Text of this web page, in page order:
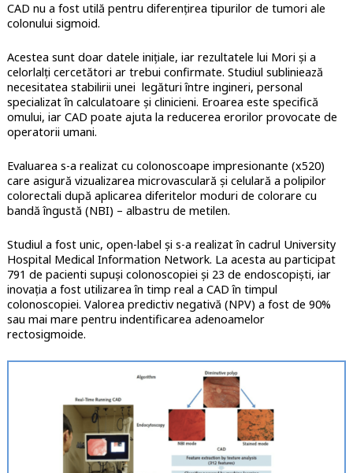
CAD nu a fost utilă pentru diferențirea tipurilor de tumori ale
colonului sigmoid.
Acestea sunt doar datele inițiale, iar rezultatele lui Mori și a
celorlalți cercetători ar trebui confirmate. Studiul subliniează
necesitatea stabilirii unei legături între ingineri, personal
specializat în calculatoare și clinicieni. Eroarea este specifică
omului, iar CAD poate ajuta la reducerea erorilor provocate de
operatorii umani.
Evaluarea s-a realizat cu colonoscoape impresionante (x520)
care asigură vizualizarea microvasculară și celulară a polipilor
colorectali după aplicarea diferitelor moduri de colorare cu
bandă îngustă (NBI) – albastru de metilen.
Studiul a fost unic, open-label și s-a realizat în cadrul University
Hospital Medical Information Network. La acesta au participat
791 de pacienti supuși colonoscopiei și 23 de endoscopiști, iar
inovația a fost utilizarea în timp real a CAD în timpul
colonoscopiei. Valorea predictiv negativă (NPV) a fost de 90%
sau mai mare pentru indentificarea adenoamelor
rectosigmoide.